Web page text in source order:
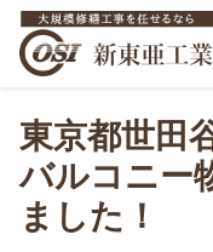
東京都世田
バルコニー
ました！